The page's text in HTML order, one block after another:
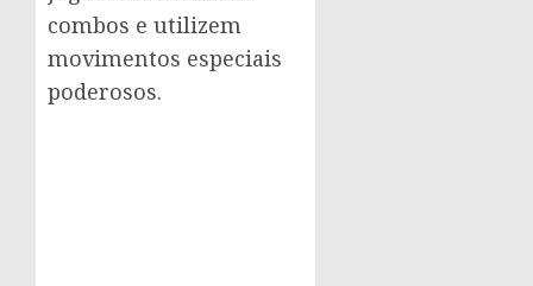
combos e utilizem
movimentos especiais
poderosos.